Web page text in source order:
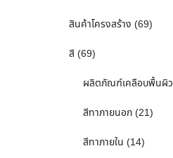
สินค้าโครงสร้าง (69)
สี (69)
ผลิตภัณฑ์เคลือบพื้นผิว
สีทาภายนอก (21)
สีทาภายใน (14)